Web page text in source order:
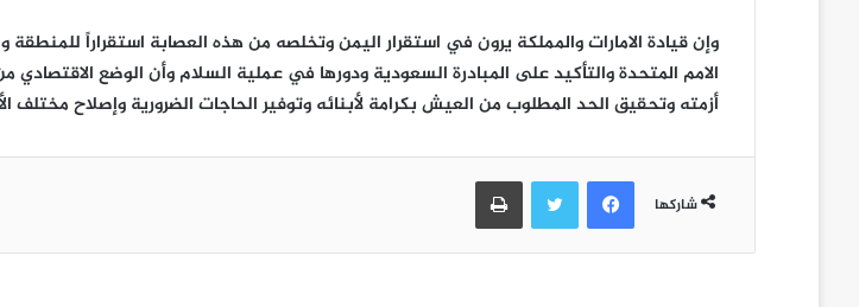
وإن قيادة الامارات والمملكة يرون في استقرار اليمن وتخلصه من هذه العصابة استقراراً
الامم المتحدة والتأكيد على المبادرة السعودية ودورها في عملية السلام وأن الوضع
أزمته وتحقيق الحد المطلوب من العيش بكرامة لأبنائه وتوفير الحاجات الضرورية وإصلاح مختلف
شاركها
فيسبوك تويتر طباعة